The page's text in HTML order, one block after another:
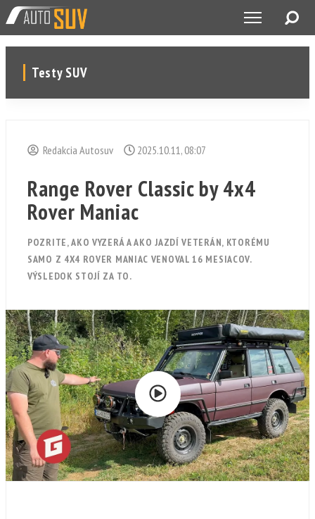
Testy SUV
Redakcia Autosuv 2025.10.11, 08:07
Range Rover Classic by 4x4
Rover Maniac
POZRITE, AKO VYZERÁ A AKO JAZDÍ VETERÁN, KTORÉMU
SAMO Z 4X4 ROVER MANIAC VENOVAL 16 MESIACOV.
VÝSLEDOK STOJÍ ZA TO.